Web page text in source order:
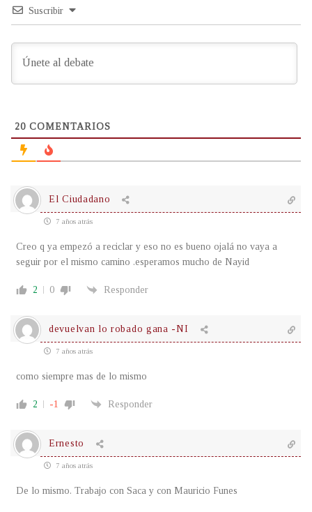
Suscribir
20 COMENTARIOS
El Ciudadano
7 años atrás
Creo q ya empezó a reciclar y eso no es bueno ojalá no vaya a
seguir por el mismo camino .esperamos mucho de Nayid
2 0 Responder
devuelvan lo robado gana -NI
7 años atrás
como siempre mas de lo mismo
2 -1 Responder
Ernesto
7 años atrás
De lo mismo. Trabajo con Saca y con Mauricio Funes